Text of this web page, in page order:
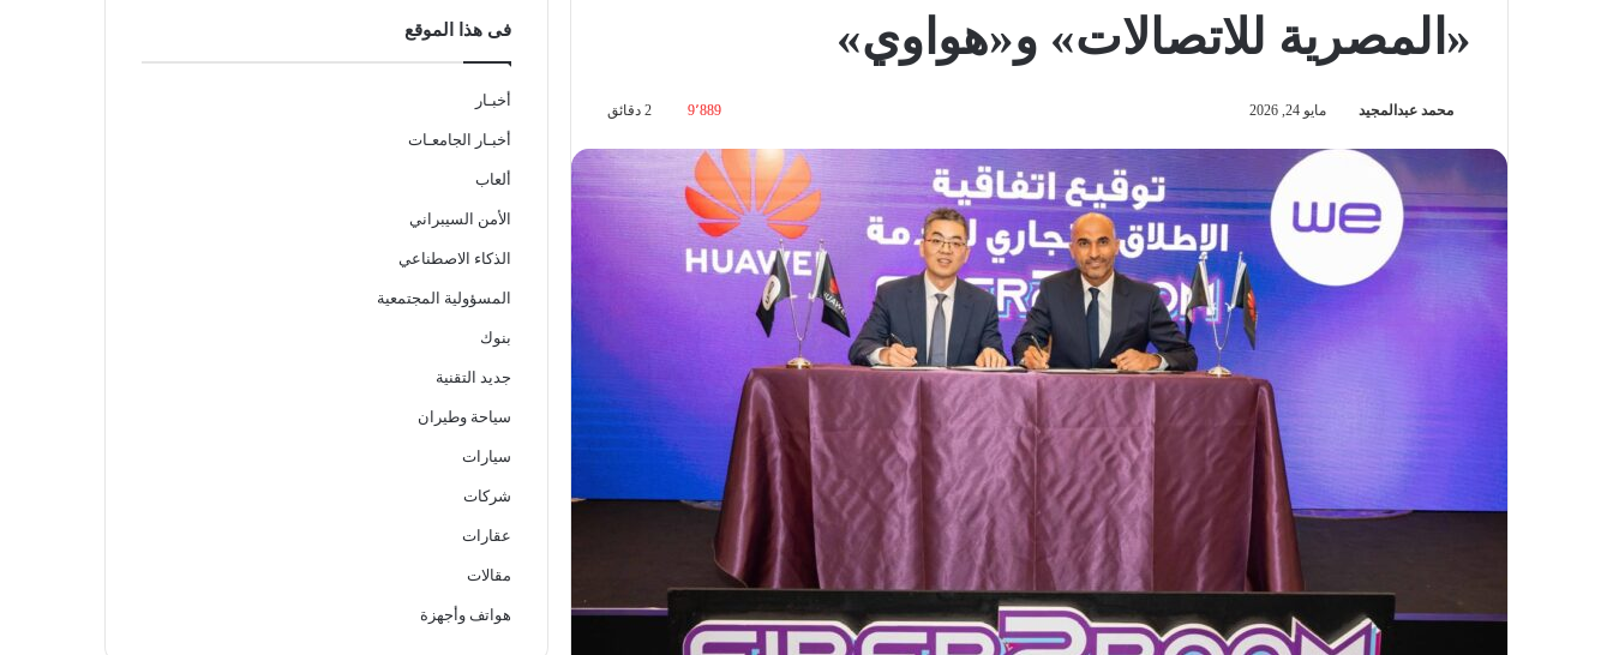
«المصرية للاتصالات» و«هواوي»
محمد عبدالمجيد مايو 24, 2026 9٬889
فى هذا الموقع
أخبـار
أخبـار الجامعـات
ألعاب
الأمن السيبراني
الذكاء الاصطناعي
المسؤولية المجتمعية
بنوك
جديد التقنية
سياحة وطيران
سيارات
شركات
عقارات
مقالات
هواتف وأجهزة